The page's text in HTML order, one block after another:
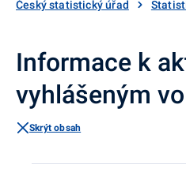
Český statistický úřad
Informace k
vyhlášeným
Skrýt obsah